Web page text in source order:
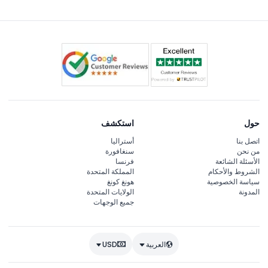
حول
اتصل بنا
من نحن
الأسئلة الشائعة
الشروط والأحكام
سياسة الخصوصية
المدونة
استكشف
أستراليا
سنغافورة
فرنسا
المملكة المتحدة
هونغ كونغ
الولايات المتحدة
جميع الوجهات
العربية USD